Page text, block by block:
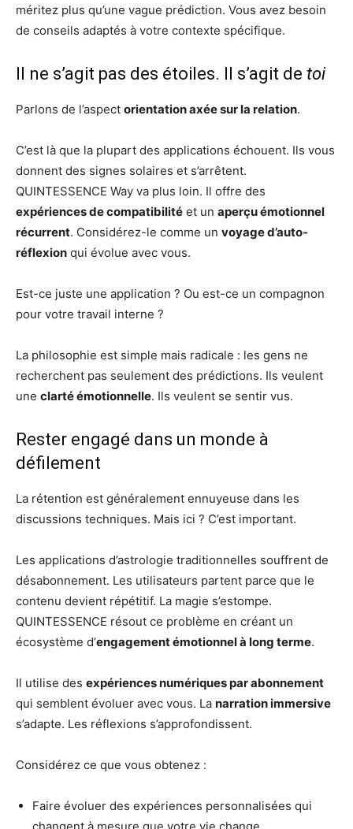
méritez plus qu’une vague prédiction. Vous avez besoin
de conseils adaptés à votre contexte spécifique.
Il ne s’agit pas des étoiles. Il s’agit de toi
Parlons de l’aspect orientation axée sur la relation.
C’est là que la plupart des applications échouent. Ils vous
donnent des signes solaires et s’arrêtent.
QUINTESSENCE Way va plus loin. Il offre des
expériences de compatibilité et un aperçu émotionnel
récurrent. Considérez-le comme un voyage d’auto-
réflexion qui évolue avec vous.
Est-ce juste une application ? Ou est-ce un compagnon
pour votre travail interne ?
La philosophie est simple mais radicale : les gens ne
recherchent pas seulement des prédictions. Ils veulent
une clarté émotionnelle. Ils veulent se sentir vus.
Rester engagé dans un monde à
défilement
La rétention est généralement ennuyeuse dans les
discussions techniques. Mais ici ? C’est important.
Les applications d’astrologie traditionnelles souffrent de
désabonnement. Les utilisateurs partent parce que le
contenu devient répétitif. La magie s’estompe.
QUINTESSENCE résout ce problème en créant un
écosystème d’engagement émotionnel à long terme.
Il utilise des expériences numériques par abonnement
qui semblent évoluer avec vous. La narration immersive
s’adapte. Les réflexions s’approfondissent.
Considérez ce que vous obtenez :
Faire évoluer des expériences personnalisées qui